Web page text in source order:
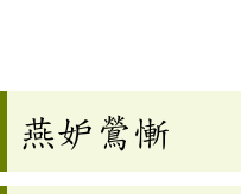
燕妒鶯慚